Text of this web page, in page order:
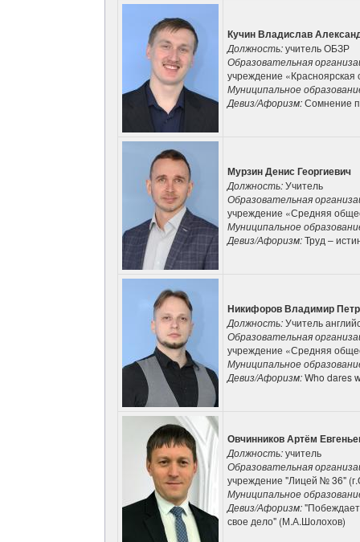
Кучин Владислав
Должность:учитель ОБЗР
Образовательная
учреждение
Муниципальное
Девиз/Афоризм:Сомнение
Мурзин Денис Георгиевич
Должность:Учитель
Образовательная
учреждение «Средняя
Муниципальное
Девиз/Афоризм:Труд –
Никифоров Владимир
Должность:Учитель
Образовательная
учреждение «Средняя
Муниципальное
Девиз/Афоризм:Who dares
Овчинников Артём
Должность:учитель
Образовательная
учреждение "Лицей № 36"
Муниципальное
Девиз/Афоризм:"Побеждает
свое дело" (М.А.Шолохов)